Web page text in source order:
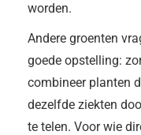
worden.
Andere groenten
goede opstelling:
combineer planten
dezelfde ziekten
te telen. Voor wie